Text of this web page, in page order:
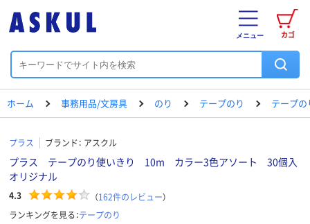
カゴ
メニュー
ホーム 事務用品/文房具 のり テープのり テープの
プラス ブランド： アスクル
プラス テープのり使いきり 10m カラー3色アソート 30個入
オリジナル
4.3 （162件のレビュー）
ランキングを見る：テープのり